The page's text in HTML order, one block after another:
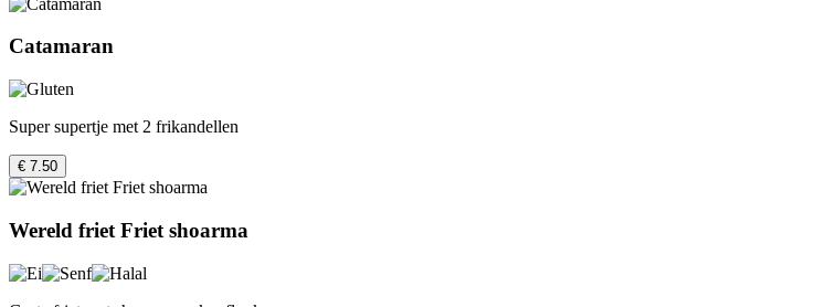
Catamaran
Super supertje met 2 frikandellen
€ 7.50
Wereld friet Friet shoarma